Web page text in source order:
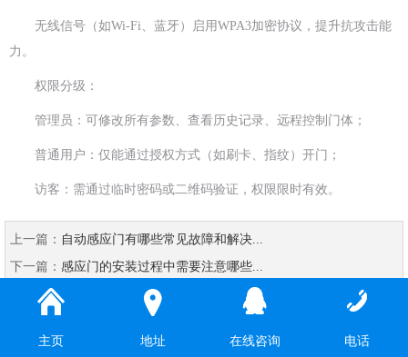
无线信号（如Wi-Fi、蓝牙）启用WPA3加密协议，提升抗攻击能
力。
权限分级：
管理员：可修改所有参数、查看历史记录、远程控制门体；
普通用户：仅能通过授权方式（如刷卡、指纹）开门；
访客：需通过临时密码或二维码验证，权限限时有效。
上一篇： 自动感应门有哪些常见故障和解决...
下一篇： 感应门的安装过程中需要注意哪些...
主页 地址 在线咨询 电话